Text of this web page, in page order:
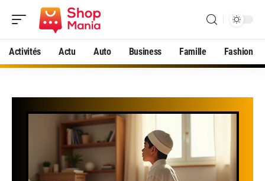
Activités Actu Auto Business Famille Fashion